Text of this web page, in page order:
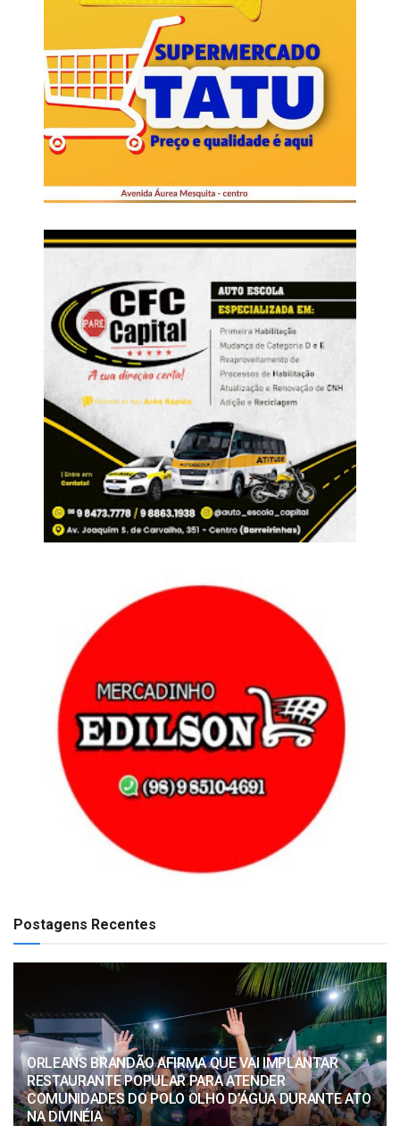
Postagens Recentes
ORLEANS BRANDÃO AFIRMA QUE VAI IMPLANTAR
RESTAURANTE POPULAR PARA ATENDER
COMUNIDADES DO POLO OLHO D’ÁGUA DURANTE ATO
NA DIVINÉIA